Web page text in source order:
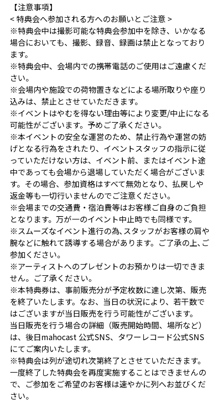
【注意事項】
< 特典会へ参加される方へのお願いとご注意 >
※特典会中は撮影可能な特典会参加中を除き、いかなる
場合においても、撮影、録音、録画は禁止となっており
ます。
※特典会中、会場内での携帯電話のご使用はご遠慮くだ
さい。
※会場内や施設での荷物置きなどによる場所取りや座り
込みは、禁止とさせていただきます。
※イベントはやむを得ない理由等により変更/中止になる
可能性がございます。予めご了承ください。
※本イベントの安全な運営のため、禁止行為や運営の妨
げとなる行為をされたり、イベントスタッフの指示に従
っていただけない方は、イベント前、またはイベント途
中であっても会場から退場していただく場合がございま
す。その場合、参加資格はすべて無効となり、払戻しや
返金等も一切行いませんのでご注意ください。
※会場までの交通費・宿泊費等はお客様ご自身のご負担
となります。万が一のイベント中止時でも同様です。
※スムーズなイベント進行の為､スタッフがお客様の肩や
腕などに触れて誘導する場合があります。ご了承の上､ご
参加ください。
※アーティストへのプレゼントのお預かりは一切できま
せん。ご了承ください。
※本特典券は、事前販売分が予定枚数に達し次第、販売
を終了いたします。なお、当日の状況により、若干数で
はございますが当日販売を行う可能性がございます。
当日販売を行う場合の詳細（販売開始時間、場所など）
は、後日mahocast 公式SNS、タワーレコード公式SNS
にてご案内いたします。
※特典会は列が途切れ次第終了とさせていただきます。
一度終了した特典会を再度実施することはできませんの
で、ご参加をご希望のお客様は速やかに列へお並びくだ
さい。